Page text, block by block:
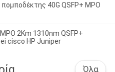
40G QSFP+ MPO
2Km 1310nm QSFP+
cisco HP Juniper
Όλα